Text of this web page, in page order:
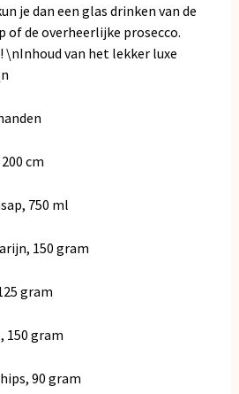
je dan een glas drinken van de
of de overheerlijke prosecco.
\nInhoud van het lekker luxe
cm
750 ml
150 gram
gram
150 gram
90 gram